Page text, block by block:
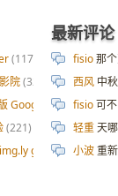
(117)
院(32)
Google 自定义搜索
(221)
gallery(54)
最新评论
fisio那
西风 中
fisio可
轻重天
小波重